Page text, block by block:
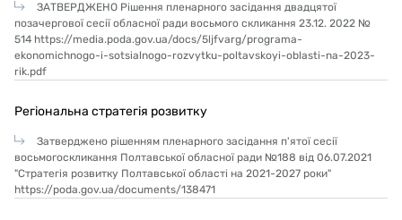
виконувати за допомогою фасадної керамічної
плитки.
Конструкції горищного перекриття утеплюються з
плит із базальтового волокна щільністю 35 кг/м3
плівки. Закінчення роботи з нанесення кожного
окремого шару збірної системи слід засвідчувати
актом огляду прихованих робіт, який складають за
формою згідно з додатком 9 ДБН А.3.1 -5.
ЗАТВЕРДЖЕНО Рішення пленарного засідання двадцятої
позачергової сесії обласної ради восьмого скликання 23.12. 2022 №
514 https://media.poda.gov.ua/docs/5ljfvarg/programa-
ekonomichnogo-i-sotsialnogo-rozvytku-poltavskoyi-oblasti-na-2023-
rik.pdf
Регіональна стратегія розвитку
Затверджено рішенням пленарного засідання п'ятої сесії
восьмогоскликання Полтавської обласної ради №188 від 06.07.2021
"Стратегія розвитку Полтавської області на 2021-2027 роки"
https://poda.gov.ua/documents/138471